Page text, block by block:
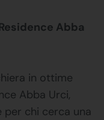
Abba
in ottime
Abba Urci,
per chi cerca una